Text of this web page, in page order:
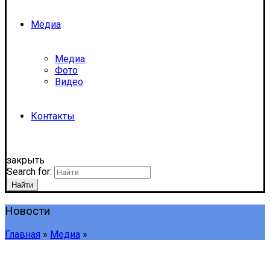
Медиа
Медиа
Фото
Видео
Контакты
закрыть
Search for:
Найти
Новости
Главная » Медиа »